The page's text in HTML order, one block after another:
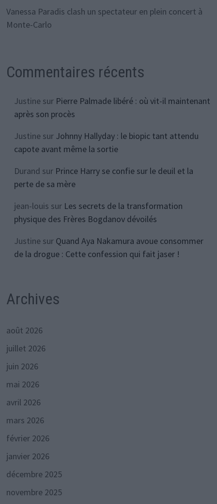
Vanessa Paradis clash un spectateur en plein concert à
Monte-Carlo
Commentaires récents
Justinesur Pierre Palmade libéré : où vit-il maintenant
après son procès
Justinesur Johnny Hallyday : le biopic tant attendu
capote avant même la sortie
Durand sur Prince Harry se confie sur le deuil et la
perte de sa mère
jean-louis sur Les secrets de la transformation
physique des Frères Bogdanov dévoilés
Justinesur Quand Aya Nakamura avoue consommer
de la drogue : Cette confession qui fait jaser !
Archives
août 2026
juillet 2026
juin 2026
mai 2026
avril 2026
mars 2026
février 2026
janvier 2026
décembre 2025
novembre 2025